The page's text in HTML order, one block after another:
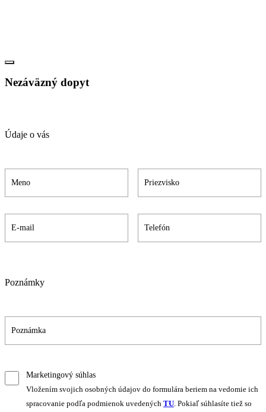
Nezáväzný dopyt
Údaje o vás
Poznámky
Marketingový súhlas
Vložením svojich osobných údajov do formulára beriem na vedomie ich
spracovanie podľa podmienok uvedených TU . Pokiaľ súhlasíte tiež so